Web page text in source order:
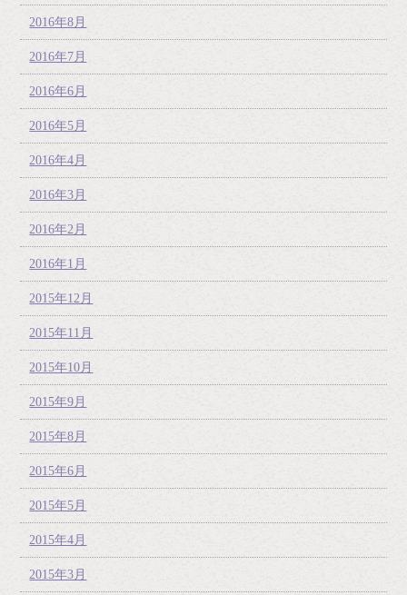
2016年8月
2016年7月
2016年6月
2016年5月
2016年4月
2016年3月
2016年2月
2016年1月
2015年12月
2015年11月
2015年10月
2015年9月
2015年8月
2015年6月
2015年5月
2015年4月
2015年3月